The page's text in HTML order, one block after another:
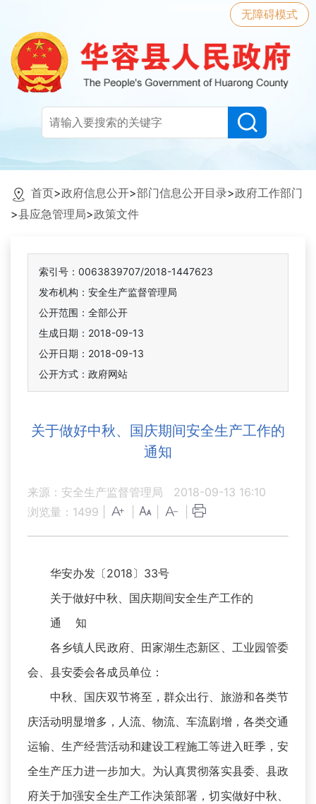
无障碍模式
首页>政府信息公开>部门信息公开目录>政府工作部门
>县应急管理局>政策文件
索引号：0063839707/2018-1447623
发布机构：安全生产监督管理局
公开范围：全部公开
生成日期：2018-09-13
公开日期：2018-09-13
公开方式：政府网站
关于做好中秋、国庆期间安全生产工作的
通知
来源：安全生产监督管理局
2018-09-13 16:10
浏览量： 1499
华安办发〔2018〕33号
关于做好中秋、国庆期间安全生产工作的
通 知
各乡镇人民政府、田家湖生态新区、工业园管委
会、县安委会各成员单位：
中秋、国庆双节将至，群众出行、旅游和各类节
庆活动明显增多，人流、物流、车流剧增，各类交通
运输、生产经营活动和建设工程施工等进入旺季，安
全生产压力进一步加大。为认真贯彻落实县委、县政
府关于加强安全生产工作决策部署，切实做好中秋、